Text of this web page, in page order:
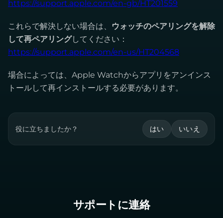
https://support.apple.com/en-gb/HT201559
これらで解決しない場合は、
ウォッチのペアリングを解除
して再ペアリングしてください：
https://support.apple.com/en-us/HT204568
場合によっては、Apple Watchからアプリをアンインス
トールして再インストールする必要があります。
役に立ちましたか？ はい いいえ
サポートに連絡